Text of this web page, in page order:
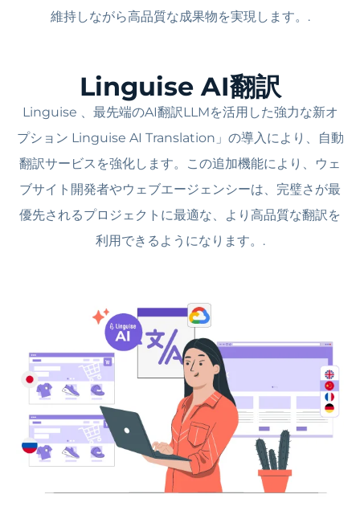
維持しながら高品質な成果物を実現します。.
Linguise AI翻訳
Linguise 、最先端のAI翻訳LLMを活用した強力な新オ
プション Linguise AI Translation」の導入により、自動
翻訳サービスを強化します。この追加機能により、ウェ
ブサイト開発者やウェブエージェンシーは、完璧さが最
優先されるプロジェクトに最適な、より高品質な翻訳を
利用できるようになります。.